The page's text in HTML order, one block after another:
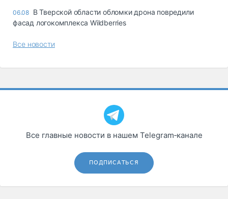
06.08 В Тверской области обломки дрона повредили
фасад логокомплекса Wildberries
Все новости
Все главные новости в нашем Telegram‑канале
ПОДПИСАТЬСЯ